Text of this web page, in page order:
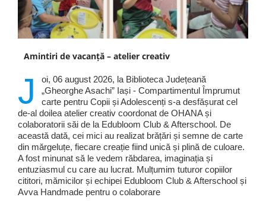
Amintiri de vacanță – atelier creativ
J
oi, 06 august 2026, la Biblioteca Județeană
„Gheorghe Asachi” Iași - Compartimentul Împrumut
carte pentru Copii și Adolescenți s-a desfășurat cel
de-al doilea atelier creativ coordonat de OHANA și
colaboratorii săi de la Edubloom Club & Afterschool. De
această dată, cei mici au realizat brățări și semne de carte
din mărgeluțe, fiecare creație fiind unică și plină de culoare.
A fost minunat să le vedem răbdarea, imaginația și
entuziasmul cu care au lucrat. Mulțumim tuturor copiilor
cititori, mămicilor și echipei Edubloom Club & Afterschool și
Avva Handmade pentru o colaborare